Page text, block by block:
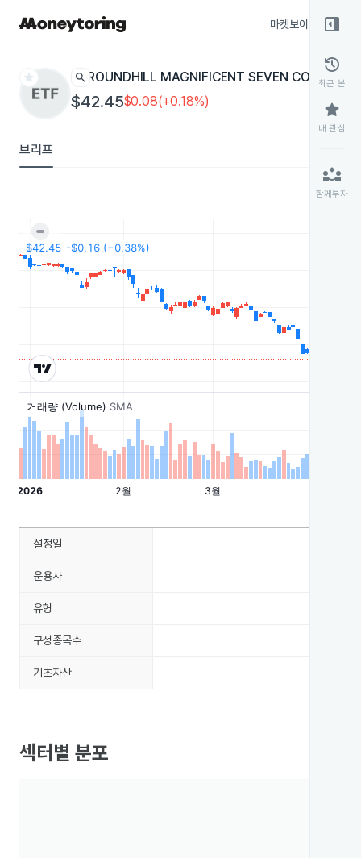
마켓보이스
star search ROUNDHILL MAGNIFICENT SEVEN COVERED
$42.45$0.08(+0.18%)
브리프
right_panel_open
history
최근 본
star
내 관심
partner_exchange
함께투자